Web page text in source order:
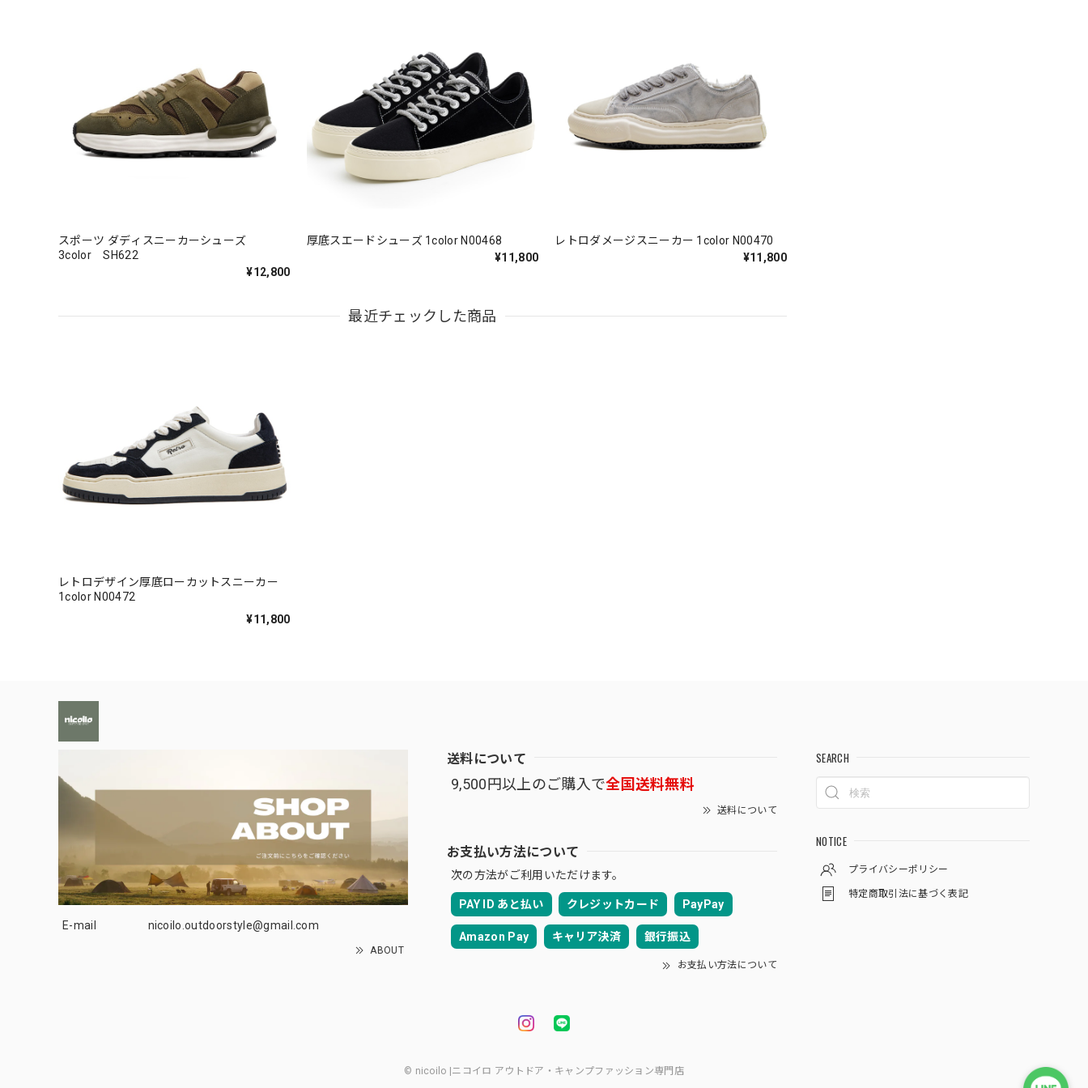
スポーツ ダディスニーカーシューズ
3color SH622
¥12,800
厚底スエードシューズ 1color N00468
¥11,800
レトロダメージスニーカー 1color N00470
¥11,800
最近チェックした商品
レトロデザイン厚底ローカットスニーカー
1color N00472
¥11,800
E-mail nicoilo.outdoorstyle@gmail.com
ABOUT
送料について
9,500円以上のご購入で全国送料無料
送料について
お支払い方法について
次の方法がご利用いただけます。
PAY ID あと払い クレジットカード PayPay
Amazon Pay キャリア決済 銀行振込
お支払い方法について
SEARCH
NOTICE
プライバシーポリシー
特定商取引法に基づく表記
© nicoilo |ニコイロ アウトドア・キャンプファッション専門店